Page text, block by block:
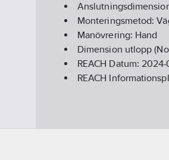
Monteringsmetod:
Manövrering: Hand
Dimension utlopp
REACH Datum:2024-
REACH